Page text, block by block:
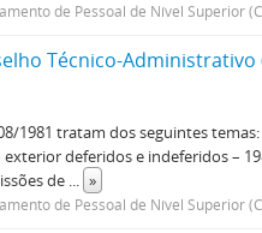
de Pessoal de Nível Superior
Técnico-Administrativo
1981 tratam dos seguintes
deferidos e indeferidos –
de ... »
de Pessoal de Nível Superior